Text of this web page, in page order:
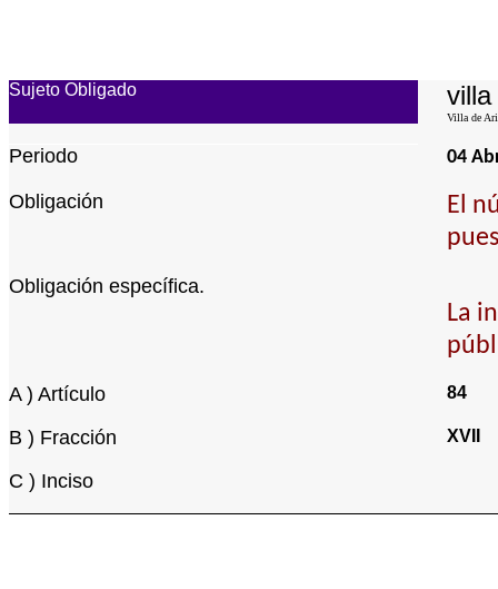
Sujeto Obligado
Villa de
Periodo 04
Obligación
El
Obligación específica.
La
A ) Artículo 84
B ) Fracción XVII
C ) Inciso